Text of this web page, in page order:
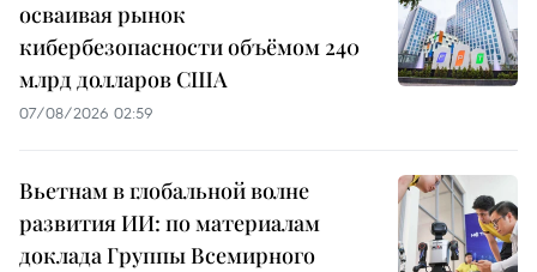
осваивая рынок
кибербезопасности объёмом 240
млрд долларов США
07/08/2026 02:59
Вьетнам в глобальной волне
развития ИИ: по материалам
доклада Группы Всемирного